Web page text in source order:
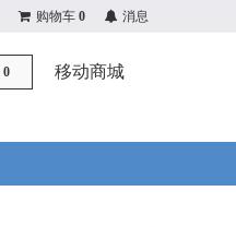
购物车 0 消息
0 移动商城